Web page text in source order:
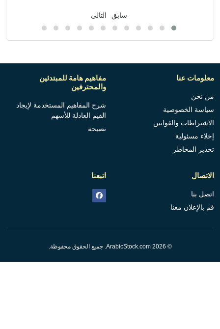
سابق التالى
معلومات عنا
من نحن
سياسة الخصوصية
الاشتراطات والقوانين
إخلاء مسئولية
تحذير المخاطر
مفاهيم هامة للمبتدئين
والمحترفين
شرح المفاهيم المستخدمة لإيجاد
القيم العادلة للأسهم
نصيحة
الاتصال
اتصل بنا
قم بالإعلان معنا
اتبعنا
© 2026 ArabicStock.com. جميع الحقوق محفوظة.